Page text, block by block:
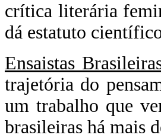
crítica literária
dá estatuto
Ensaistas
trajetória do
um trabalho que
brasileiras há mais